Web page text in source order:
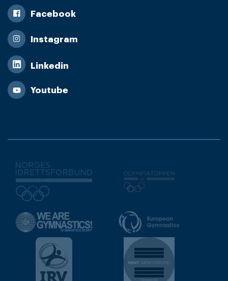
Facebook
Instagram
Linkedin
Youtube